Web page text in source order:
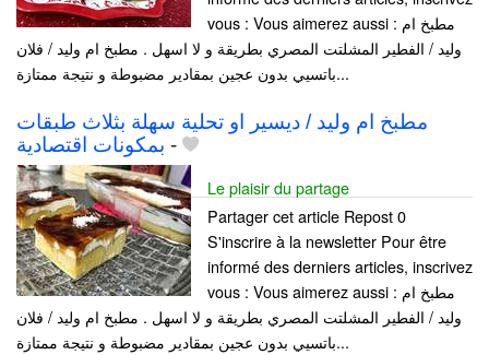
vous : Vous aimerez aussi : مطبخ ام
وليد / الفطير المشلتت المصري بطريقة و لا اسهل . مطبخ ام وليد / فلان
باتسيي بدون عجين بمقادير مضبوطة و نتيجة ممتازة...
مطبخ ام وليد / ديسير او تحلية سهلة بثلاث طبقات
بمكونات اقتصادية -
Le plaisir du partage
Partager cet article Repost 0
S'inscrire à la newsletter Pour être
informé des derniers articles, inscrivez
vous : Vous aimerez aussi : مطبخ ام
وليد / الفطير المشلتت المصري بطريقة و لا اسهل . مطبخ ام وليد / فلان
باتسيي بدون عجين بمقادير مضبوطة و نتيجة ممتازة...